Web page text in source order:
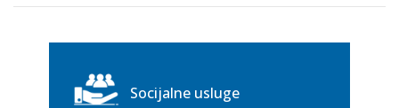
Socijalne usluge